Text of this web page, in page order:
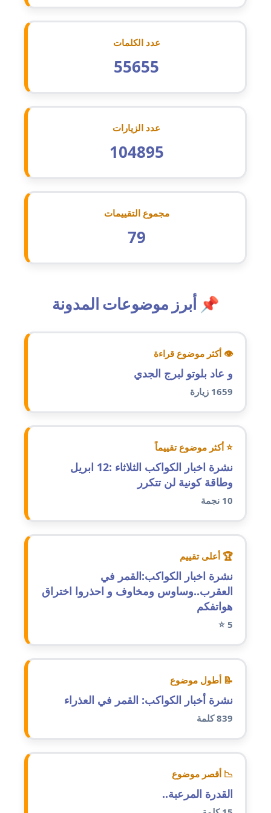
عاملة
مدونة اشرف النجار
مدونة آمال صالح
مدونة أماني عبد السلام
مدونة أماني عز الدين
مدونة أمل الجزائرية
مدونة أمل الخولي
عاملة
مدونة أمل درويش
عاملة
مدونة أمل زيادة
عاملة
مدونة امل محمود
مدونة أمل منشاوي
مدونة أميرة اسماعيل
عاملة
عاملة
مدونة انجي مطاوع
مدونة آيات القاضي
عاملة
مدونة ايمان الدواخلي
عدد الكلمات
55655
عدد الزيارات
104895
مجموع التقييمات
79
📌 أبرز موضوعات المدونة
👁 أكثر موضوع قراءة
و عاد بلوتو لبرج الجدي
1659 زيارة
⭐ أكثر موضوع تقييماً
نشرة اخبار الكواكب الثلاثاء :12 ابريل
وطاقة كونية لن تتكرر
10 نجمة
🏆 أعلى تقييم
نشرة اخبار الكواكب:القمر في
العقرب..وساوس ومخاوف و احذروا اختراق
هواتفكم
5 ⭐
📝 أطول موضوع
نشرة أخبار الكواكب: القمر في العذراء
839 كلمة
📉 أقصر موضوع
القدرة المرعبة..